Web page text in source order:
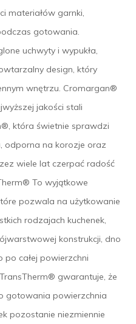
materiałów garnki,
gotowania.
uchwyty i wypukła,
design, który
wnętrzu. Cromargan®
jakości stali
która świetnie sprawdzi
odporna na korozje oraz
wiele lat czerpać radość
To wyjątkowe
pozwala na użytkowanie
rodzajach kuchenek,
konstrukcji, dno
po całej powierzchni
gwarantuje, że
gotowania powierzchnia
pozostanie niezmiennie